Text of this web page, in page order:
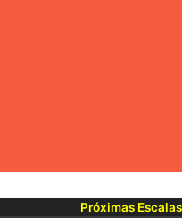
Próximas Escalas